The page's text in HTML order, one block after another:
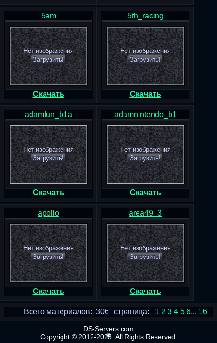
5am
Нет изображения
Загрузить!
Скачать
5th_racing
Нет изображения
Загрузить!
Скачать
adamfun_b1a
Нет изображения
Загрузить!
Скачать
adamnintendo_b1
Нет изображения
Загрузить!
Скачать
apollo
Нет изображения
Загрузить!
Скачать
area49_3
Нет изображения
Загрузить!
Скачать
страница: 1 2 3 4 5 6... 16
Всего материалов: 306
DS-Servers.com
Copyright © 2012-2025. All Rights Reserved.